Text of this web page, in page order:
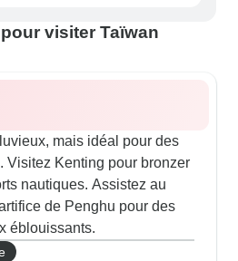
visiter Taïwan
mais idéal pour des
Visitez Kenting pour bronzer
nautiques. Assistez au
de Penghu pour des
éblouissants.